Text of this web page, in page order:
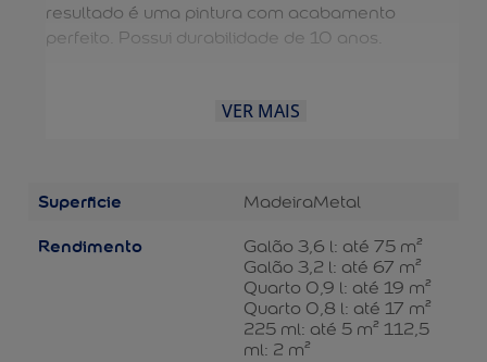
resultado é uma pintura com acabamento
perfeito. Possui durabilidade de 10 anos.
VER MAIS
Superficie MadeiraMetal
Rendimento
Galão 3,6 l: até 75 m²
Galão 3,2 l: até 67 m²
Quarto 0,9 l: até 19 m²
Quarto 0,8 l: até 17 m²
225 ml: até 5 m² 112,5
ml: 2 m²